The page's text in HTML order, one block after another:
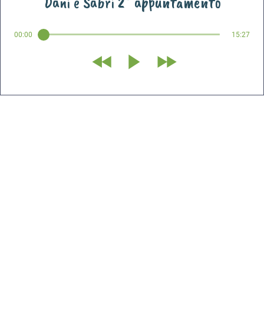
00:00 15:27